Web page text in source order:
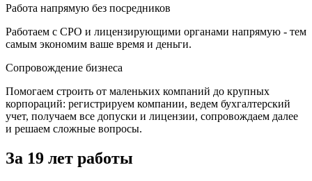
Работа напрямую без посредников
Работаем с СРО и лицензирующими органами напрямую - тем
самым экономим ваше время и деньги.
Сопровождение бизнеса
Помогаем строить от маленьких компаний до крупных
корпораций: регистрируем компании, ведем бухгалтерский
учет, получаем все допуски и лицензии, сопровождаем далее
и решаем сложные вопросы.
За 19 лет работы